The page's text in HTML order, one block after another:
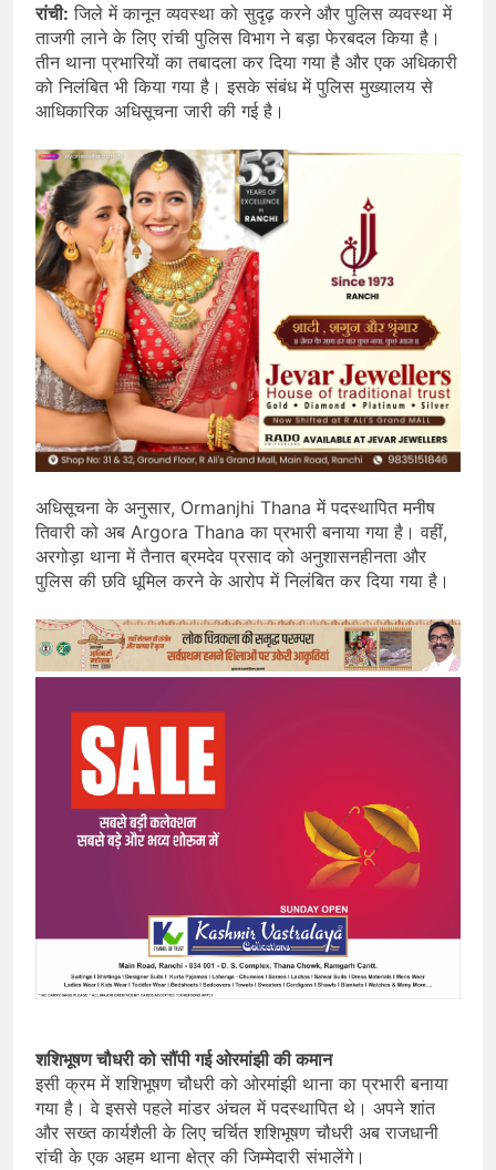
रांची: जिले में कानून व्यवस्था को सुदृढ़ करने और पुलिस व्यवस्था में
ताजगी लाने के लिए रांची पुलिस विभाग ने बड़ा फेरबदल किया है।
तीन थाना प्रभारियों का तबादला कर दिया गया है और एक अधिकारी
को निलंबित भी किया गया है। इसके संबंध में पुलिस मुख्यालय से
आधिकारिक अधिसूचना जारी की गई है।
अधिसूचना के अनुसार, Ormanjhi Thana में पदस्थापित मनीष
तिवारी को अब Argora Thana का प्रभारी बनाया गया है। वहीं,
अरगोड़ा थाना में तैनात ब्रमदेव प्रसाद को अनुशासनहीनता और
पुलिस की छवि धूमिल करने के आरोप में निलंबित कर दिया गया है।
शशिभूषण चौधरी को सौंपी गई ओरमांझी की कमान
इसी क्रम में शशिभूषण चौधरी को ओरमांझी थाना का प्रभारी बनाया
गया है। वे इससे पहले मांडर अंचल में पदस्थापित थे। अपने शांत
और सख्त कार्यशैली के लिए चर्चित शशिभूषण चौधरी अब राजधानी
रांची के एक अहम थाना क्षेत्र की जिम्मेदारी संभालेंगे।